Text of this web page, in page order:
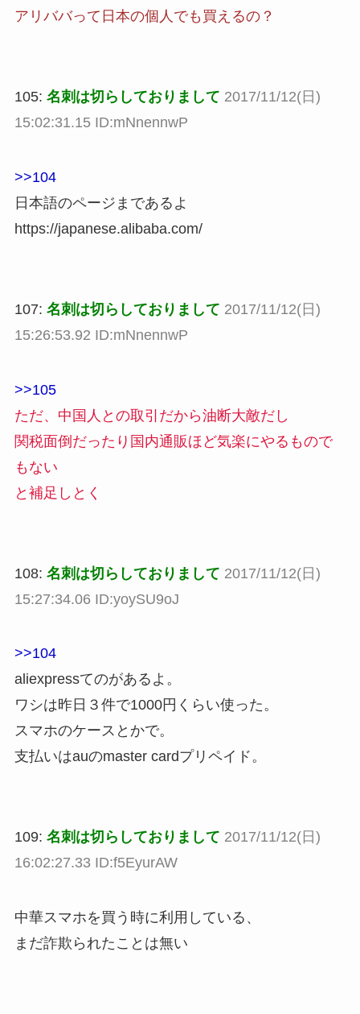
アリババって日本の個人でも買えるの？
105: 名刺は切らしておりまして 2017/11/12(日)
15:02:31.15 ID:mNnennwP
>>104
日本語のページまであるよ
https://japanese.alibaba.com/
107: 名刺は切らしておりまして 2017/11/12(日)
15:26:53.92 ID:mNnennwP
>>105
ただ、中国人との取引だから油断大敵だし
関税面倒だったり国内通販ほど気楽にやるもので
もない
と補足しとく
108: 名刺は切らしておりまして 2017/11/12(日)
15:27:34.06 ID:yoySU9oJ
>>104
aliexpressてのがあるよ。
ワシは昨日３件で1000円くらい使った。
スマホのケースとかで。
支払いはauのmaster cardプリペイド。
109: 名刺は切らしておりまして 2017/11/12(日)
16:02:27.33 ID:f5EyurAW
中華スマホを買う時に利用している、
まだ詐欺られたことは無い